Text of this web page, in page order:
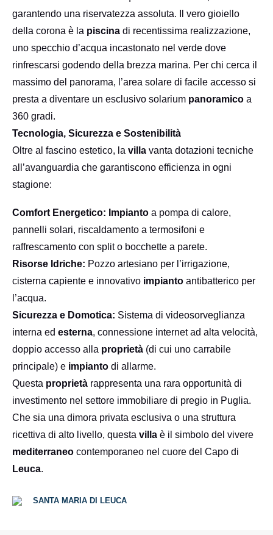
garantendo una riservatezza assoluta. Il vero gioiello
della corona è la piscina di recentissima realizzazione,
uno specchio d’acqua incastonato nel verde dove
rinfrescarsi godendo della brezza marina. Per chi cerca il
massimo del panorama, l’area solare di facile accesso si
presta a diventare un esclusivo solarium panoramico a
360 gradi.
Tecnologia, Sicurezza e Sostenibilità
Oltre al fascino estetico, la villa vanta dotazioni tecniche
all’avanguardia che garantiscono efficienza in ogni
stagione:
Comfort Energetico: Impianto a pompa di calore,
pannelli solari, riscaldamento a termosifoni e
raffrescamento con split o bocchette a parete.
Risorse Idriche: Pozzo artesiano per l’irrigazione,
cisterna capiente e innovativo impianto antibatterico per
l’acqua.
Sicurezza e Domotica: Sistema di videosorveglianza
interna ed esterna, connessione internet ad alta velocità,
doppio accesso alla proprietà (di cui uno carrabile
principale) e impianto di allarme.
Questa proprietà rappresenta una rara opportunità di
investimento nel settore immobiliare di pregio in Puglia.
Che sia una dimora privata esclusiva o una struttura
ricettiva di alto livello, questa villa è il simbolo del vivere
mediterraneo contemporaneo nel cuore del Capo di
Leuca.
SANTA MARIA DI LEUCA